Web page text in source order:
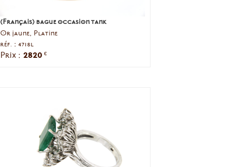
(Français) bague occasion tank
Or jaune, Platine
réf. : 4718l
Prix : 2820 €